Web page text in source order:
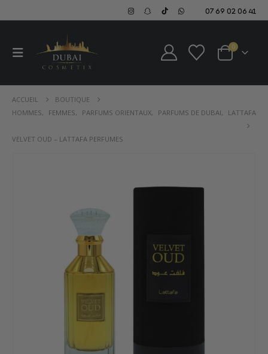
07 69 02 06 41
0
ACCUEIL
BOUTIQUE
HOMMES, FEMMES, PARFUMS ORIENTAUX, PARFUMS DE DUBAI, LATTAFA
VELVET OUD – LATTAFA PERFUMES